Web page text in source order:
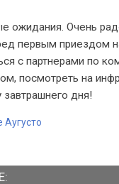
ожидания. Очень
первым приездом
с партнерами по
посмотреть на
дня!
Аугусто